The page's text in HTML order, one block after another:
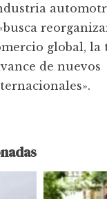
global, la
de nuevos